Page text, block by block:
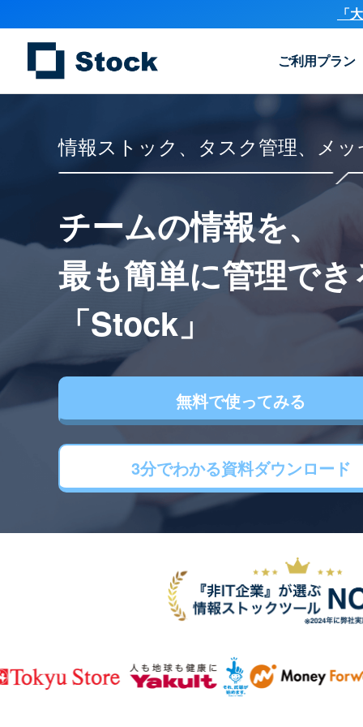
「
ご利用プラン
情報ストック、タスク管理、メ
チームの情報を、
最も簡単に管理で
「Stock」
無料で使ってみる
3分でわかる資料ダウンロード